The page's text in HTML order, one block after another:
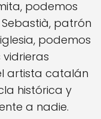
podemos
patrón
podemos
artista catalán
histórica y
a nadie.